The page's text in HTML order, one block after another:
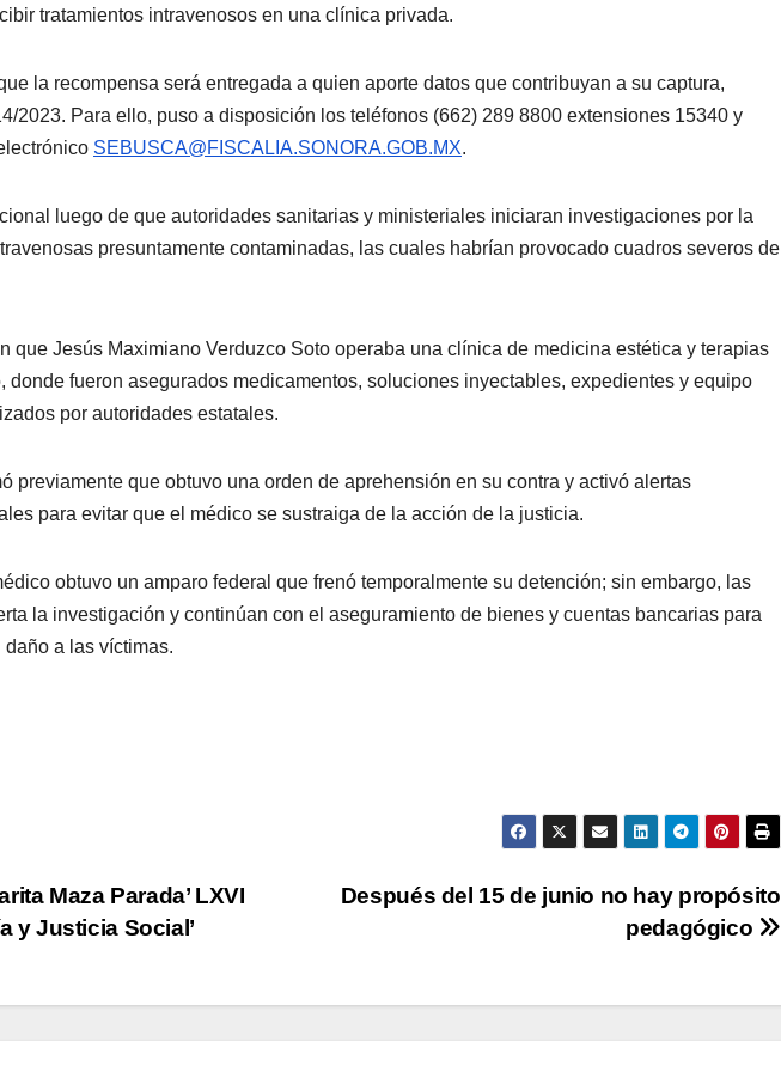
tratamientos intravenosos en una clínica privada.
la recompensa será entregada a quien aporte datos que contribuyan a su captura,
2023. Para ello, puso a disposición los teléfonos (662) 289 8800 extensiones 15340 y
SEBUSCA@FISCALIA.SONORA.GOB.MX.
luego de que autoridades sanitarias y ministeriales iniciaran investigaciones por la
presuntamente contaminadas, las cuales habrían provocado cuadros severos de
que Jesús Maximiano Verduzco Soto operaba una clínica de medicina estética y terapias
donde fueron asegurados medicamentos, soluciones inyectables, expedientes y equipo
por autoridades estatales.
previamente que obtuvo una orden de aprehensión en su contra y activó alertas
para evitar que el médico se sustraiga de la acción de la justicia.
obtuvo un amparo federal que frenó temporalmente su detención; sin embargo, las
la investigación y continúan con el aseguramiento de bienes y cuentas bancarias para
a las víctimas.
Después del 15 de junio no hay propósito
pedagógico
Maza Parada’ LXVI
y Justicia Social’